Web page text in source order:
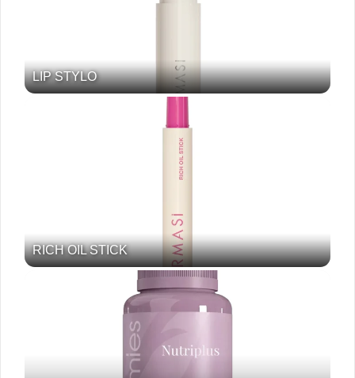
LIP STYLO
RICH OIL STICK